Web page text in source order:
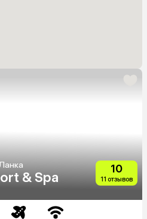
& Spa
10
11 отзывов